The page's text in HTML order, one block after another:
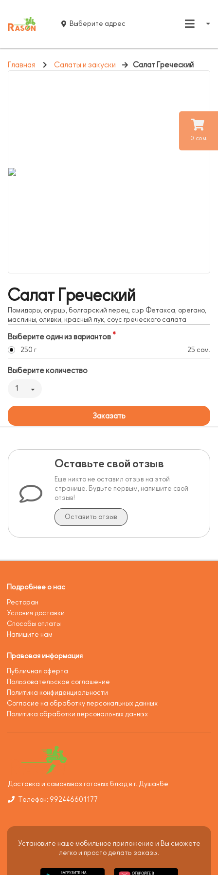
0 сом.
Выберите адрес
Главная Салаты и закуски Салат Греческий
Салат Греческий
Помидоры, огурцы, болгарский перец, сыр Фетакса, орегано,
маслины, оливки, красный лук, соус греческого салата
Выберите один из вариантов
250 г 25 сом.
Выберите количество
1
Заказать
Оставьте свой отзыв
Еще никто не оставил отзыв на этой
странице. Будьте первым, напишите свой
отзыв!
Оставить отзыв
Подробнее о нас
Ресторан
Условия доставки
Способы оплаты
Напишите нам
Правовая информация
Публичная оферта
Пользовательское соглашение
Политика конфиденциальности
Согласие на обработку персональных данных
Политика обработки персональных данных
Доставка и самовывоз готовых блюд в г. Душанбе
Телефон: 992446601177
Установите наше мобильное приложение и Вы сможете
легко и просто делать заказы.